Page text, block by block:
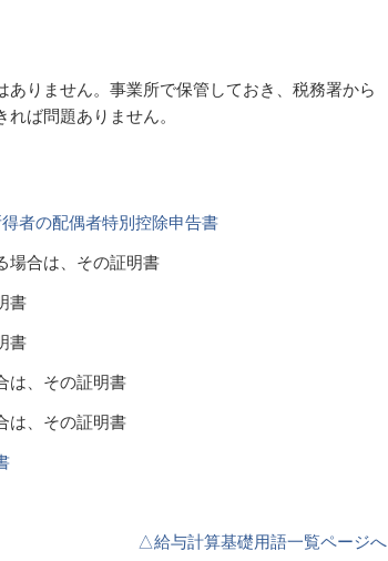
りません。事業所で保管しておき、税務署から
ば問題ありません。
者の配偶者特別控除申告書
場合は、その証明書
書
書
は、その証明書
は、その証明書
△給与計算基礎用語一覧ページへ